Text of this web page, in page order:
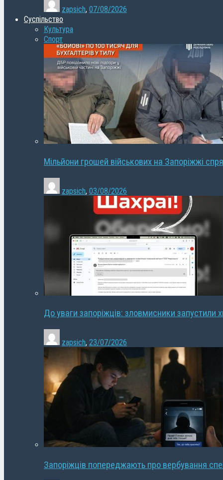
zapsich, 07/08/2026
Суспільство
Культура
Спорт
Мільйони грошей військових на Запоріжжі
zapsich, 03/08/2026
До уваги запоріжців: зловмисники запустили
zapsich, 23/07/2026
Запоріжців попереджають про вербування